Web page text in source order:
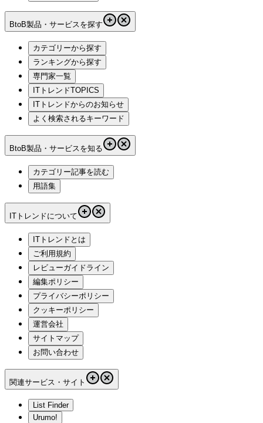
BtoB製品・サービスを探す
カテゴリーから探す
ランキングから探す
専門家一覧
ITトレンドTOPICS
ITトレンドからのお知らせ
よく検索されるキーワード
BtoB製品・サービスを知る
カテゴリー記事を読む
用語集
ITトレンドについて
ITトレンドとは
ご利用規約
レビューガイドライン
編集ポリシー
プライバシーポリシー
クッキーポリシー
運営会社
サイトマップ
お問い合わせ
関連サービス・サイト
List Finder
Urumo!